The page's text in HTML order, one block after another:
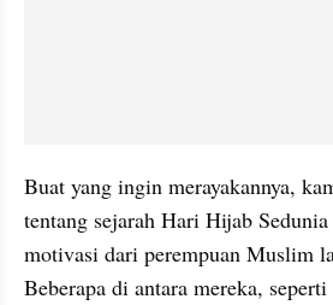
Buat yang ingin merayakannya,
tentang sejarah Hari Hijab
motivasi dari perempuan Muslim
Beberapa di antara mereka,